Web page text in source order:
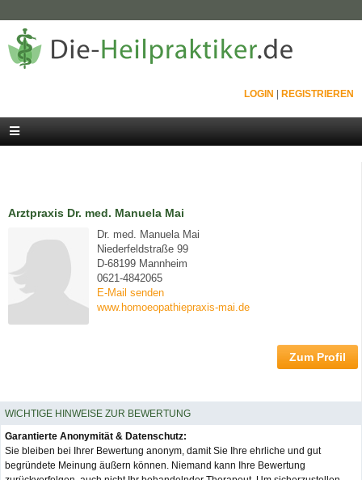
LOGIN REGISTRIEREN
Arztpraxis Dr. med. Manuela Mai
Dr. med. Manuela Mai
Niederfeldstraße 99
D-68199 Mannheim
0621-4842065
E-Mail senden
www.homoeopathiepraxis-mai.de
Zum Profil
WICHTIGE HINWEISE ZUR BEWERTUNG
Garantierte Anonymität & Datenschutz:
Sie bleiben bei Ihrer Bewertung anonym, damit Sie Ihre ehrliche und gut
begründete Meinung äußern können. Niemand kann Ihre Bewertung